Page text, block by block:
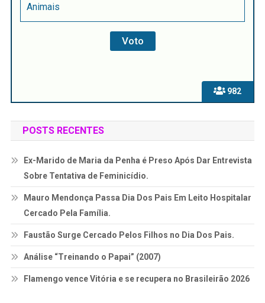
982
Animais
POSTS RECENTES
Ex-Marido de Maria da Penha é Preso Após Dar Entrevista
Sobre Tentativa de Feminicídio.
Mauro Mendonça Passa Dia Dos Pais Em Leito Hospitalar
Cercado Pela Família.
Faustão Surge Cercado Pelos Filhos no Dia Dos Pais.
Análise “Treinando o Papai” (2007)
Flamengo vence Vitória e se recupera no Brasileirão 2026